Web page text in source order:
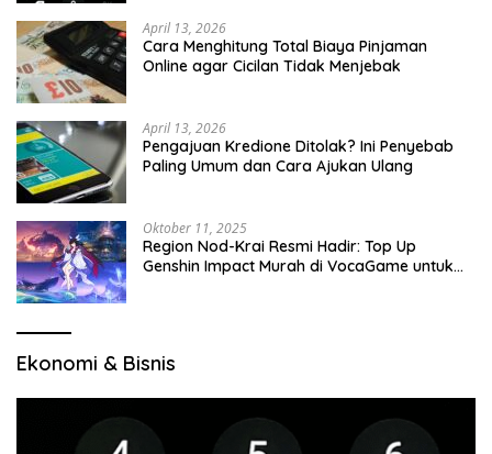
April 13, 2026
Cara Menghitung Total Biaya Pinjaman
Online agar Cicilan Tidak Menjebak
April 13, 2026
Pengajuan Kredione Ditolak? Ini Penyebab
Paling Umum dan Cara Ajukan Ulang
Oktober 11, 2025
Region Nod-Krai Resmi Hadir: Top Up
Genshin Impact Murah di VocaGame untuk
Ekonomi & Bisnis